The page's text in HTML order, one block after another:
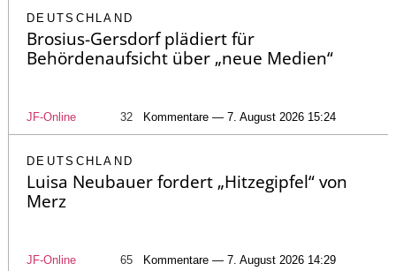
DEUTSCHLAND
Brosius-Gersdorf plädiert für
Behördenaufsicht über „neue Medien“
JF-Online 32 Kommentare — 7. August 2026 15:24
DEUTSCHLAND
Luisa Neubauer fordert „Hitzegipfel“ von
Merz
JF-Online 65 Kommentare — 7. August 2026 14:29